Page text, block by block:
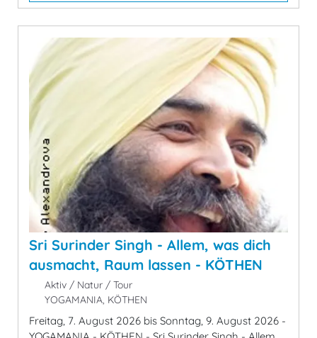
Sri Surinder Singh - Allem, was dich
ausmacht, Raum lassen - KÖTHEN
Aktiv / Natur / Tour
YOGAMANIA, KÖTHEN
Freitag, 7. August 2026 bis Sonntag, 9. August 2026 -